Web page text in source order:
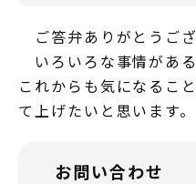
ご答弁ありがとうござ
いろいろな事情があ
これからも気になるこ
て上げたいと思います。
お問い合わせ